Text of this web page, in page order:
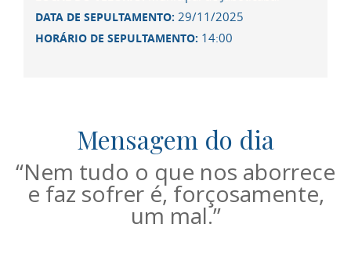
DATA DE SEPULTAMENTO: 29/11/2025
HORÁRIO DE SEPULTAMENTO: 14:00
Mensagem do dia
“Nem tudo o que nos aborrece
e faz sofrer é, forçosamente,
um mal.”